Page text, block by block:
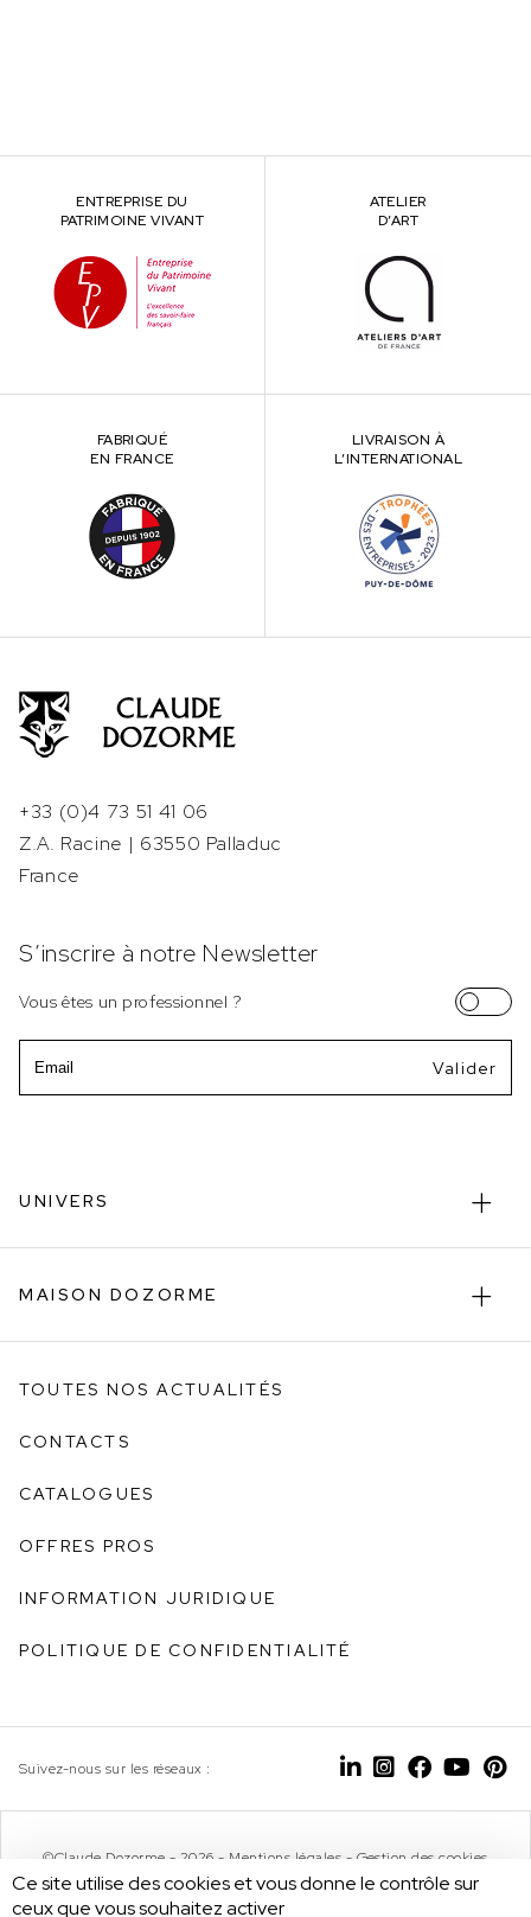
ENTREPRISE DU
PATRIMOINE VIVANT
ATELIER
D’ART
FABRIQUÉ
EN FRANCE
LIVRAISON À
L’INTERNATIONAL
+33 (0)4 73 51 41 06
Z.A. Racine | 63550 Palladuc
France
S’inscrire à notre Newsletter
Vous êtes un professionnel ?
UNIVERS
MAISON DOZORME
TOUTES NOS ACTUALITÉS
CONTACTS
CATALOGUES
OFFRES PROS
INFORMATION JURIDIQUE
POLITIQUE DE CONFIDENTIALITÉ
Suivez-nous sur les réseaux :
©Claude Dozorme - 2026 - Mentions légales - Gestion des cookies
Ce site utilise des cookies et vous donne le contrôle sur
ceux que vous souhaitez activer